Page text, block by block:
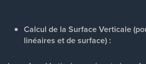
Calcul de la Surface Verticale
linéaires et de surface) :